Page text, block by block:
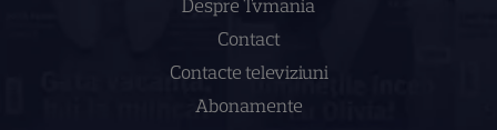
Despre Tvmania
Contact
Contacte televiziuni
Abonamente